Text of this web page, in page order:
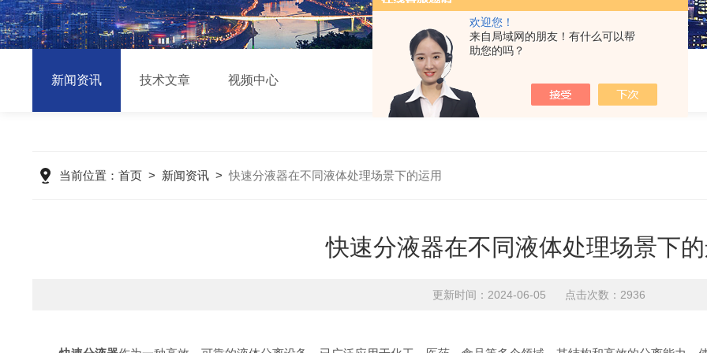
欢迎您！
来自局域网的朋友！有什么可以帮
助您的吗？
新闻资讯 技术文章 视频中心
当前位置： 首页> 新闻资讯>快速分液器在不同液体处理场景下的运用
快速分液器在不同液体处理场景下
更新时间：2024-06-05 点击次数：2936